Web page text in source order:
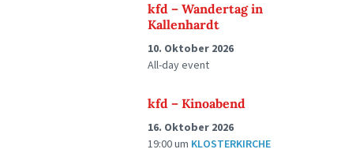
kfd – Wandertag in
Kallenhardt
10. Oktober 2026
All-day event
kfd – Kinoabend
16. Oktober 2026
19:00um KLOSTERKIRCHE